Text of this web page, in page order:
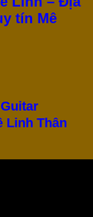
tín Mê
Linh Thân